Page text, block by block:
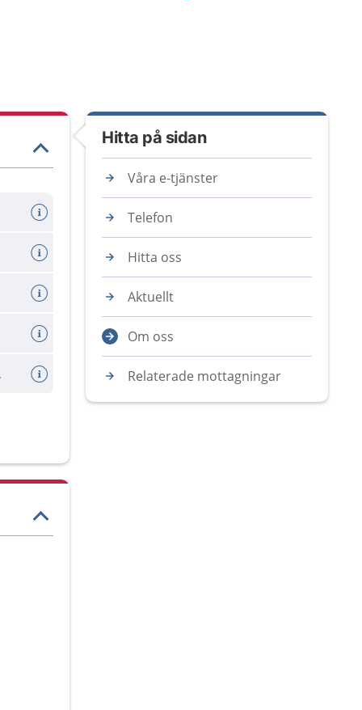
Hitta på sidan
Våra e-tjänster
Telefon
Hitta oss
Aktuellt
Om oss
Relaterade mottagningar